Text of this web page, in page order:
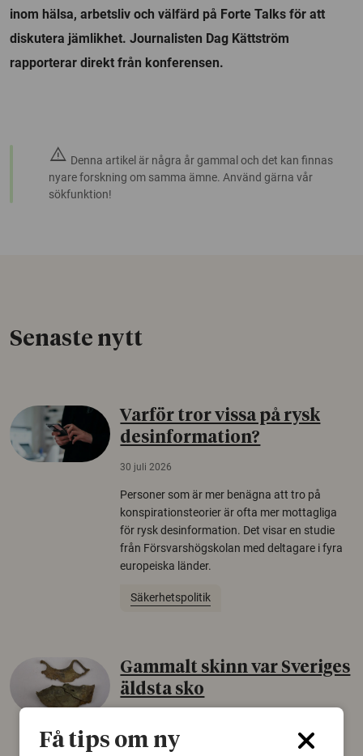
inom hälsa, arbetsliv och välfärd på Forte Talks för att
diskutera jämlikhet. Journalisten Dag Kättström
rapporterar direkt från konferensen.
warning Denna artikel är några år gammal och det kan finnas
nyare forskning om samma ämne. Använd gärna vår
sökfunktion!
Senaste nytt
Varför tror vissa på rysk
desinformation?
30 juli 2026
Personer som är mer benägna att tro på
konspirationsteorier är ofta mer mottagliga
för rysk desinformation. Det visar en studie
från Försvarshögskolan med deltagare i fyra
europeiska länder.
Säkerhetspolitik
Gammalt skinn var Sveriges
äldsta sko
Det som arkeologer länge trodde var en
Få tips om ny